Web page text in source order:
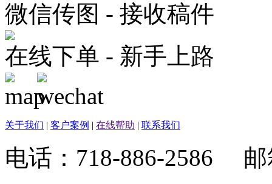
微信传图 - 接收稿件
在线下单 - 新手上路
关于我们 | 客户案例 | 在线帮助 | 联系我们
电话：718-886-2586 邮